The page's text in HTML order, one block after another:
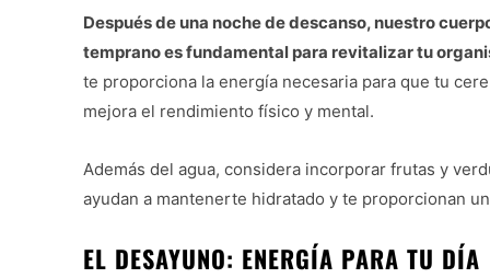
Después de una noche de descanso, nuestro
temprano es fundamental para revitalizar tu
te proporciona la energía necesaria para que tu
mejora el rendimiento físico y mental.
Además del agua, considera incorporar frutas y
ayudan a mantenerte hidratado y te proporcionan
EL DESAYUNO: ENERGÍA PARA TU DÍA